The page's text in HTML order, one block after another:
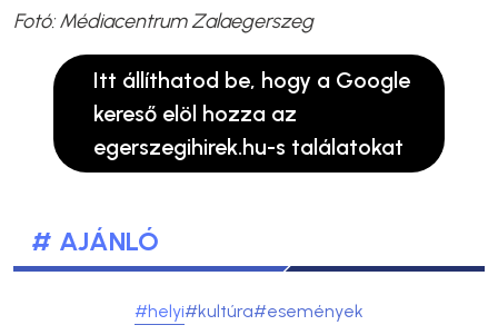
Fotó: Médiacentrum Zalaegerszeg
Itt állíthatod be, hogy a Google
kereső elöl hozza az
egerszegihirek.hu-s találatokat
# AJÁNLÓ
#helyi#kultúra#események